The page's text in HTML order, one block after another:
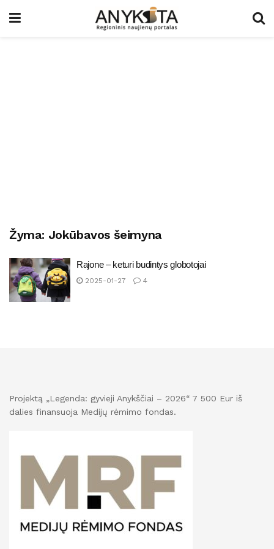
Žyma: Jokūbavos šeimyna
Rajone – keturi budintys globotojai
2025-01-27 4
Projektą „Legenda: gyvieji Anykščiai – 2026“ 7 500 Eur iš
dalies finansuoja Medijų rėmimo fondas.